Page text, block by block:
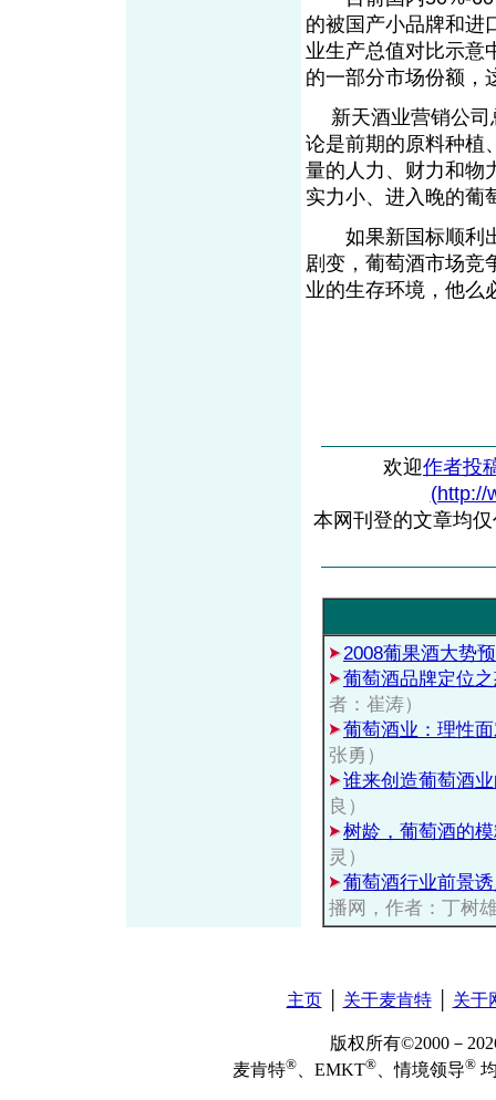
的被国产小品牌和进
业生产总值对比示意
的一部分市场份额，
新天酒业营销公司
论是前期的原料种植
量的人力、财力和物
实力小、进入晚的葡
如果新国标顺利出
剧变，葡萄酒市场竞
业的生存环境，他么
欢迎作者投
(http://
本网刊登的文章均
2008葡果酒大势
葡萄酒品牌定位
者：崔涛）
葡萄酒业：理性
张勇）
谁来创造葡萄酒
良）
树龄，葡萄酒的
灵）
葡萄酒行业前景
播网，作者：丁树
主页│ 关于麦肯特│ 关于
版权所有©2000－
麦肯特® 、EMKT® 、情境领导®